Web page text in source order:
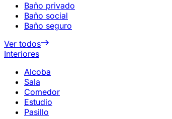
Baño privado
Baño social
Baño seguro
Ver todos
Interiores
Alcoba
Sala
Comedor
Estudio
Pasillo